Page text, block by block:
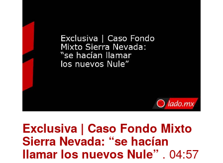
Exclusiva | Caso Fondo Mixto
Sierra Nevada: “se hacían
llamar los nuevos Nule” . 04:57